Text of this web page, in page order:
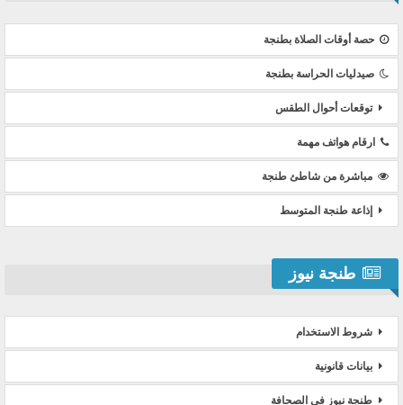
حصة أوقات الصلاة بطنجة
صيدليات الحراسة بطنجة
توقعات أحوال الطقس
ارقام هواتف مهمة
مباشرة من شاطئ طنجة
إذاعة طنجة المتوسط
طنجة نيوز
شروط الاستخدام
بيانات قانونية
طنجة نيوز في الصحافة